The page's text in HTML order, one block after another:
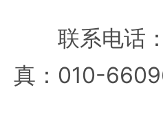
联系电话：
真：010-